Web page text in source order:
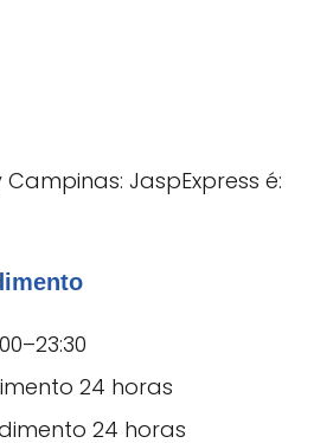
JaspExpress é:
24 horas
24 horas